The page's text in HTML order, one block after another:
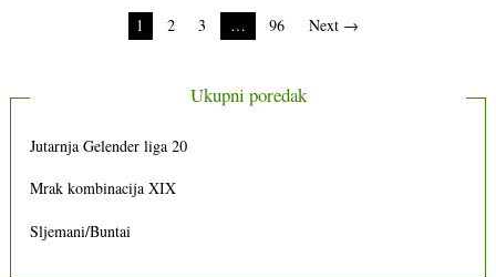
objava
1 2 3 … 96 Next →
Ukupni poredak
Jutarnja Gelender liga 20
Mrak kombinacija XIX
Sljemani/Buntai